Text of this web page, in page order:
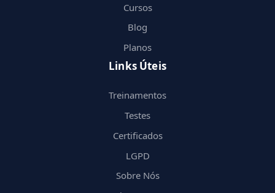
Cursos
Blog
Planos
Links Úteis
Treinamentos
Testes
Certificados
LGPD
Sobre Nós